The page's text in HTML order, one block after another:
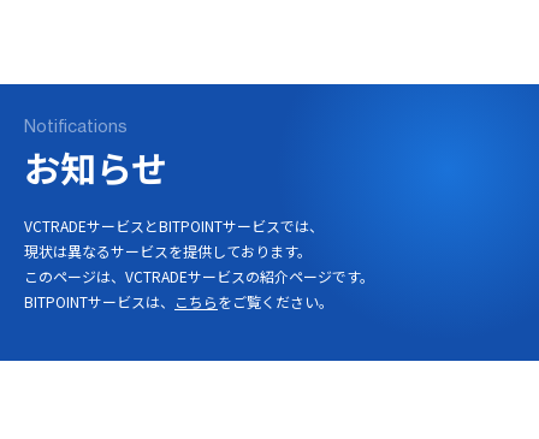
Notifications
お知らせ
VCTRADEサービスとBITPOINTサービスでは、
現状は異なるサービスを提供しております。
このページは、VCTRADEサービスの紹介ページです。
BITPOINTサービスは、
こちらをご覧ください。